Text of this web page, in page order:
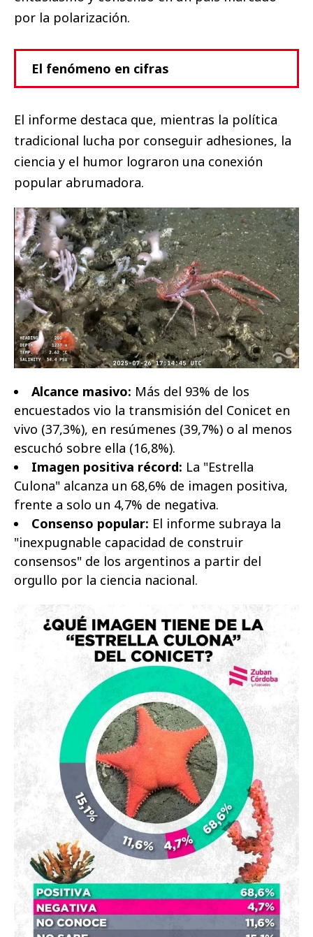
por la polarización.
El fenómeno en cifras
El informe destaca que, mientras la política
tradicional lucha por conseguir adhesiones, la
ciencia y el humor lograron una conexión
popular abrumadora.
Alcance masivo: Más del 93% de los
encuestados vio la transmisión del Conicet en
vivo (37,3%), en resúmenes (39,7%) o al menos
escuchó sobre ella (16,8%).
Imagen positiva récord: La "Estrella
Culona" alcanza un 68,6% de imagen positiva,
frente a solo un 4,7% de negativa.
Consenso popular: El informe subraya la
"inexpugnable capacidad de construir
consensos" de los argentinos a partir del
orgullo por la ciencia nacional.